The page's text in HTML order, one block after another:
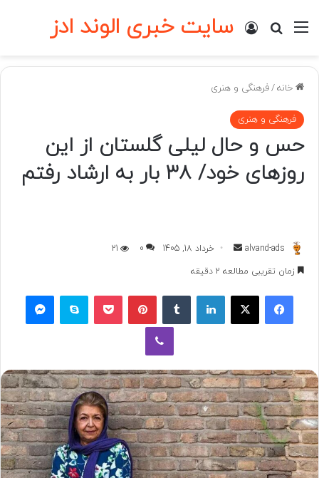
سایت خبری الوند ادز منو جستجو برای
ورود
خانه/فرهنگی و هنری
فرهنگی و هنری
حس و حال لیلی گلستان از این
روزهای خود/ ۳۸ بار به ارشاد رفتم
alvand-ads
ارسال خرداد 18, 1405 0
21
زمان تقریبی مطالعه 2 دقیقه
فیسبوکایکس لینکداینتامبلر پینتریستپاکت اسکایپ مسنجر
وایبر